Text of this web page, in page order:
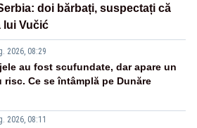
doi bărbați, suspectați că
lui Vučić
2026, 08:29
au fost scufundate, dar apare un
risc. Ce se întâmplă pe Dunăre
2026, 08:11